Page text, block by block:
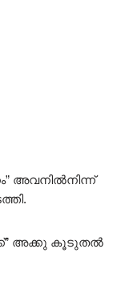
അവനിൽനിന്ന്
അക്കു കൂടുതൽ